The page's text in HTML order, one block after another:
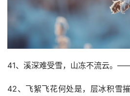
41、溪深难受雪，山冻不流云。
42、飞絮飞花何处是，层冰积雪